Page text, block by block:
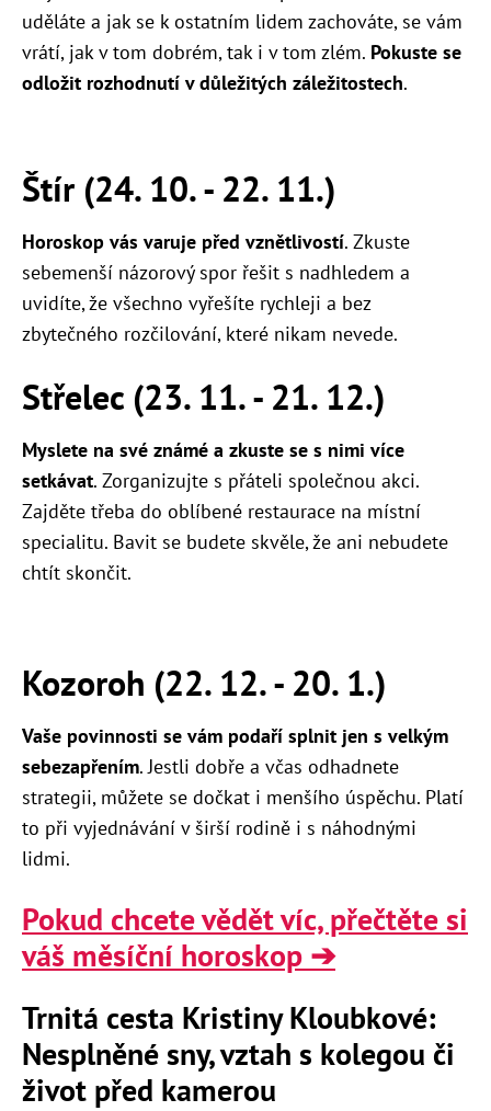
uděláte a jak se k ostatním lidem zachováte, se vám
vrátí, jak v tom dobrém, tak i v tom zlém. Pokuste se
odložit rozhodnutí v důležitých záležitostech.
Štír (24. 10. - 22. 11.)
Horoskop vás varuje před vznětlivostí. Zkuste
sebemenší názorový spor řešit s nadhledem a
uvidíte, že všechno vyřešíte rychleji a bez
zbytečného rozčilování, které nikam nevede.
Střelec (23. 11. - 21. 12.)
Myslete na své známé a zkuste se s nimi více
setkávat. Zorganizujte s přáteli společnou akci.
Zajděte třeba do oblíbené restaurace na místní
specialitu. Bavit se budete skvěle, že ani nebudete
chtít skončit.
Kozoroh (22. 12. - 20. 1.)
Vaše povinnosti se vám podaří splnit jen s velkým
sebezapřením. Jestli dobře a včas odhadnete
strategii, můžete se dočkat i menšího úspěchu. Platí
to při vyjednávání v širší rodině i s náhodnými
lidmi.
Pokud chcete vědět víc, přečtěte si
váš měsíční horoskop ➔
Trnitá cesta Kristiny Kloubkové:
Nesplněné sny, vztah s kolegou či
život před kamerou